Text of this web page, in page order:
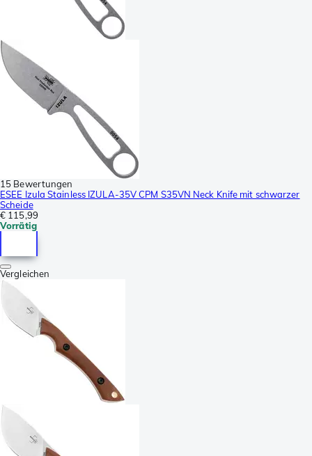
15 Bewertungen
ESEE Izula Stainless IZULA-35V CPM S35VN Neck Knife mit schwarzer
Scheide
€ 115,99
Vorrätig
Vergleichen